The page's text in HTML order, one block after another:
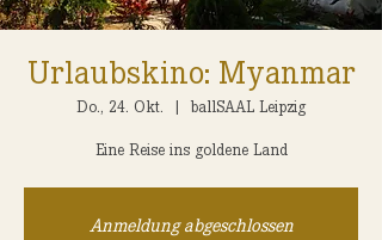
Urlaubskino: Myanmar
Do., 24. Okt. ballSAAL Leipzig
Eine Reise ins goldene Land
Anmeldung abgeschlossen